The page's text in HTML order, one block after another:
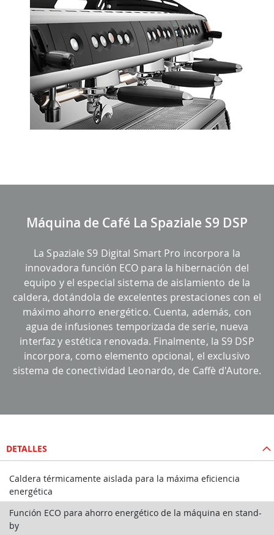
Máquina de Café La Spaziale S9 DSP
La Spaziale S9 Digital Smart Pro incorpora la
innovadora función ECO para la hibernación del
equipo y el especial sistema de aislamiento de la
caldera, dotándola de excelentes prestaciones con el
máximo ahorro energético. Cuenta, además, con
agua de infusiones temporizada de serie, nueva
interfaz y estética renovada. Finalmente, la S9 DSP
incorpora, como elemento opcional, el exclusivo
sistema de conectividad Leonardo, de Caffè d'Autore.
DETALLES
Caldera térmicamente aislada para la máxima eficiencia
energética
Función ECO para ahorro energético de la máquina en stand-
by